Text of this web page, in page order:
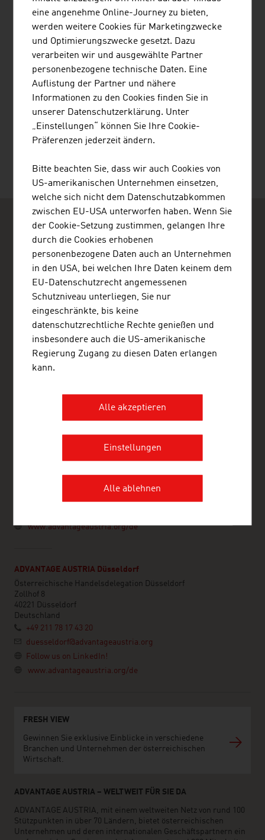
Grundsätzlich sind alle Angaben und Schreibweisen
www.advantageaustria.orgund allen von diesen
Seiten downloadbaren Dokumenten geschlechtsneutral
(gemeint) und auch so zu interpretieren.
SEITE EMPFEHLEN
Letzte Änderung : 15. Januar 2026
Österreichische Botschaft - Handelsabteilung
ADVANTAGE AUSTRIA Berlin
Stauffenbergstraße 1
10785 Berlin
Deutschland
+49 30 25 75 75-0
berlin@advantageaustria.org
Follow us on LinkedIn!
80539 München
www.advantageaustria.org/de
ADVANTAGE AUSTRIA Düsseldorf
Österreichische Handelsdelegation Düsseldorf
Zollhof 8
40221 Düsseldorf
Deutschland
+49 211 78 17 43 20
duesseldorf@advantageaustria.org
Follow us on LinkedIn!
www.advantageaustria.org/de
FRESH VIEW
Gewinnen Sie exklusive Einblicke in verschiedene
Branchen und Unternehmen der österreichischen
Wirtschaft.
ADVANTAGE AUSTRIA – WELTWEIT FÜR SIE DA
ADVANTAGE AUSTRIA, mit einem weltweiten Netz von rund 100
Stützpunkten in über 70 Ländern, bietet österreichischen
Unternehmen und deren internationalen Geschäftspartnern ein
eine angenehme Online-Journey zu bieten,
werden weitere Cookies für Marketingzwecke
und Optimierungszwecke gesetzt. Dazu
verarbeiten wir und ausgewählte Partner
personenbezogene technische Daten. Eine
Auflistung der Partner und nähere
Informationen zu den Cookies finden Sie in
unserer Datenschutzerklärung. Unter
„Einstellungen“ können Sie Ihre Cookie-
Präferenzen jederzeit ändern.
Bitte beachten Sie, dass wir auch Cookies von
US-amerikanischen Unternehmen einsetzen,
welche sich nicht dem Datenschutzabkommen
zwischen EU-USA unterworfen haben. Wenn Sie
der Cookie-Setzung zustimmen, gelangen Ihre
durch die Cookies erhobenen
personenbezogene Daten auch an Unternehmen
in den USA, bei welchen Ihre Daten keinem dem
EU-Datenschutzrecht angemessenen
Schutzniveau unterliegen, Sie nur
eingeschränkte, bis keine
datenschutzrechtliche Rechte genießen und
insbesondere auch die US-amerikanische
Regierung Zugang zu diesen Daten erlangen
kann.
Alle akzeptieren
Einstellungen
Alle ablehnen